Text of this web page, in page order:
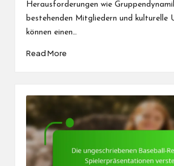
Herausforderungen wie
bestehenden Mitgliedern und kulturelle
können einen…
Read More